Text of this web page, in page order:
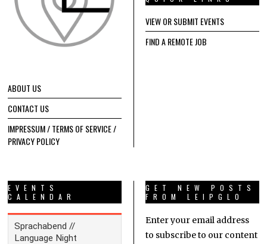
ABOUT US
CONTACT US
IMPRESSUM / TERMS OF SERVICE /
PRIVACY POLICY
VIEW OR SUBMIT EVENTS
FIND A REMOTE JOB
EVENTS
CALENDAR
GET NEW POSTS
FROM LEIPGLO
Enter your email address
to subscribe to our content